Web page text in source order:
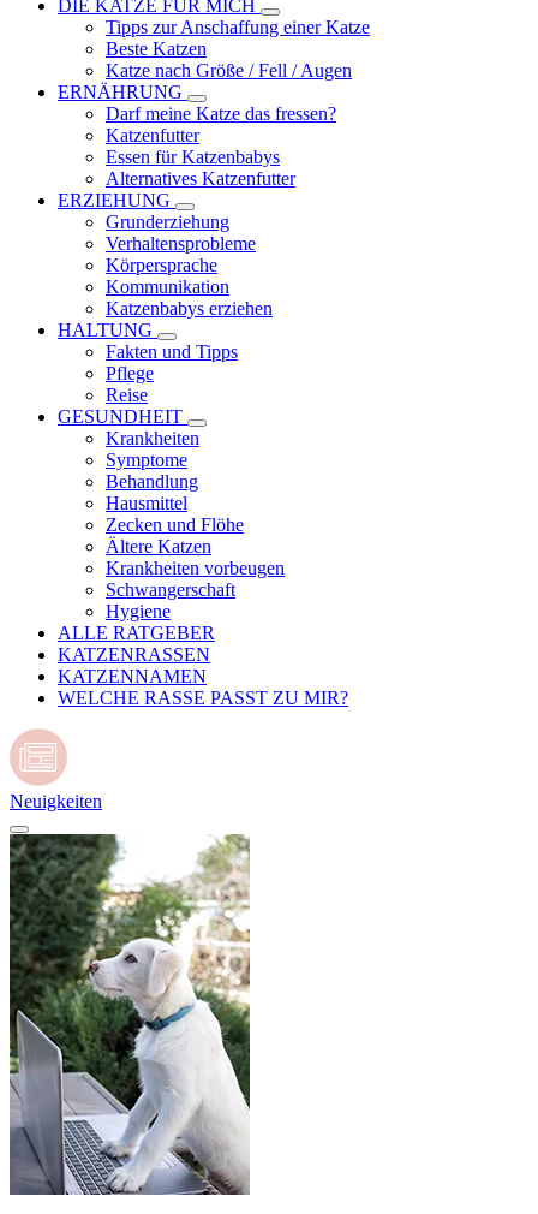
DIE KATZE FÜR MICH
Tipps zur Anschaffung einer Katze
Beste Katzen
Katze nach Größe / Fell / Augen
ERNÄHRUNG
Darf meine Katze das fressen?
Katzenfutter
Essen für Katzenbabys
Alternatives Katzenfutter
ERZIEHUNG
Grunderziehung
Verhaltensprobleme
Körpersprache
Kommunikation
Katzenbabys erziehen
HALTUNG
Fakten und Tipps
Pflege
Reise
GESUNDHEIT
Krankheiten
Symptome
Behandlung
Hausmittel
Zecken und Flöhe
Ältere Katzen
Krankheiten vorbeugen
Schwangerschaft
Hygiene
ALLE RATGEBER
KATZENRASSEN
KATZENNAMEN
WELCHE RASSE PASST ZU MIR?
Neuigkeiten